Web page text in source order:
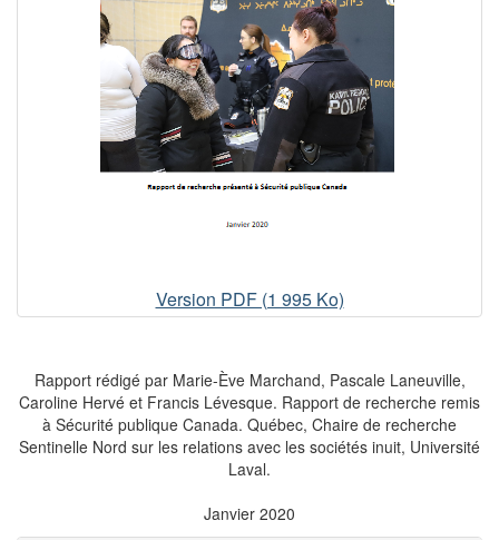
Services
policiers
Inuit
du
Nunavik
(Arctique
québécois)
Version PDF (1 995 Ko)
Rapport rédigé par Marie-Ève Marchand, Pascale Laneuville,
Caroline Hervé et Francis Lévesque. Rapport de recherche remis
à Sécurité publique Canada. Québec, Chaire de recherche
Sentinelle Nord sur les relations avec les sociétés inuit, Université
Laval.
Janvier 2020